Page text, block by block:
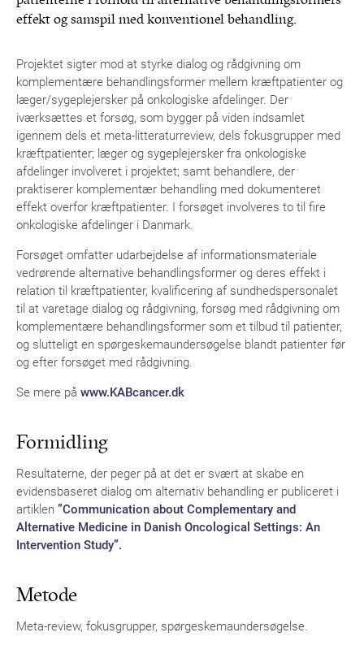
effekt og samspil med konventionel behandling.
Projektet sigter mod at styrke dialog og rådgivning om
komplementære behandlingsformer mellem kræftpatienter og
læger/sygeplejersker på onkologiske afdelinger. Der
iværksættes et forsøg, som bygger på viden indsamlet
igennem dels et meta-litteraturreview, dels fokusgrupper med
kræftpatienter; læger og sygeplejersker fra onkologiske
afdelinger involveret i projektet; samt behandlere, der
praktiserer komplementær behandling med dokumenteret
effekt overfor kræftpatienter. I forsøget involveres to til fire
onkologiske afdelinger i Danmark.
Forsøget omfatter udarbejdelse af informationsmateriale
vedrørende alternative behandlingsformer og deres effekt i
relation til kræftpatienter, kvalificering af sundhedspersonalet
til at varetage dialog og rådgivning, forsøg med rådgivning om
komplementære behandlingsformer som et tilbud til patienter,
og slutteligt en spørgeskemaundersøgelse blandt patienter før
og efter forsøget med rådgivning.
Se mere på www.KABcancer.dk
Formidling
Resultaterne, der peger på at det er svært at skabe en
evidensbaseret dialog om alternativ behandling er publiceret i
artiklen ”Communication about Complementary and
Alternative Medicine in Danish Oncological Settings: An
Intervention Study”.
Metode
Meta-review, fokusgrupper, spørgeskemaundersøgelse.